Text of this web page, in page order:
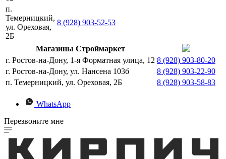
п.
Темерницкий,
ул. Ореховая,
2Б
8 (928) 903-52-53
Магазины Строймаркет
г. Ростов-на-Дону, 1-я Форматная улица, 12 8 (928) 903-80-20
г. Ростов-на-Дону, ул. Нансена 103б
8 (928) 903-22-90
п. Темерницкий, ул. Ореховая, 2Б
8 (928) 903-58-83
WhatsApp
Перезвоните мне